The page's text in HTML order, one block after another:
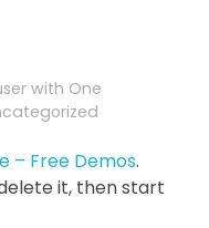
with One
– Free Demos.
it, then start